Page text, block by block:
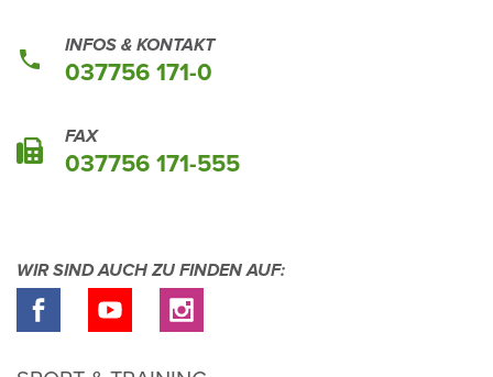
INFOS & KONTAKT
037756 171-0
FAX
037756 171-555
WIR SIND AUCH ZU FINDEN AUF: